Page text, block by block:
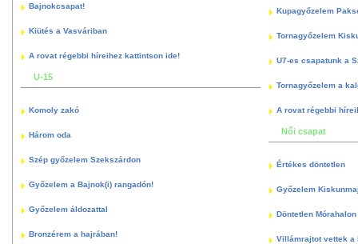
Bajnokcsapat!
Kiütés a Vasváriban
A rovat régebbi híreihez kattintson ide!
U-15
Komoly zakó
Három oda
Szép győzelem Szekszárdon
Győzelem a Bajnok(i) rangadón!
Győzelem áldozattal
Bronzérem a hajrában!
Kupagyőzelem
Tornagyőzelem
U7-es csapatunk a
Tornagyőzelem a
A rovat régebbi
Női csapat
Értékes döntetlen
Győzelem
Döntetlen
Villámrajtot vettek a